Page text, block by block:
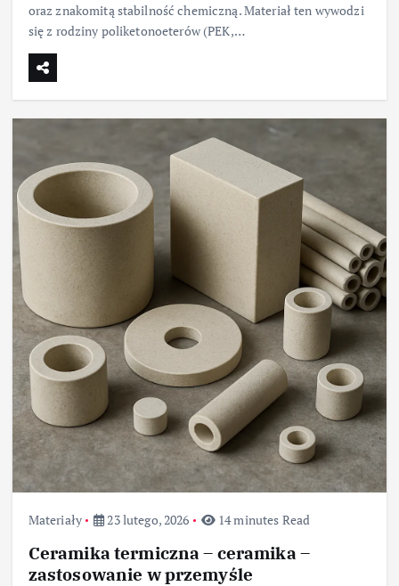
oraz znakomitą stabilność chemiczną. Materiał ten wywodzi
się z rodziny poliketonoeterów (PEK,…
Materiały 23 lutego, 2026 14 minutes Read
Ceramika termiczna – ceramika –
zastosowanie w przemyśle